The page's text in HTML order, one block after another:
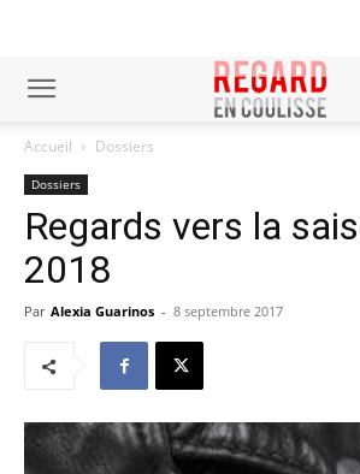
Accueil Dossiers
Dossiers
Regards vers la
2018
Par Alexia Guarinos - 8 septembre 2017